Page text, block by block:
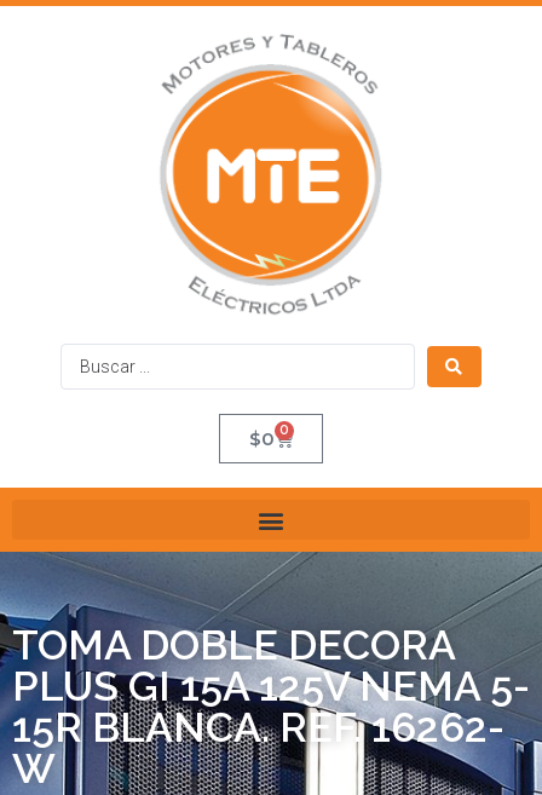
$0 0
TOMA DOBLE DECORA
PLUS GI 15A 125V NEMA 5-
15R BLANCA. REF. 16262-
W